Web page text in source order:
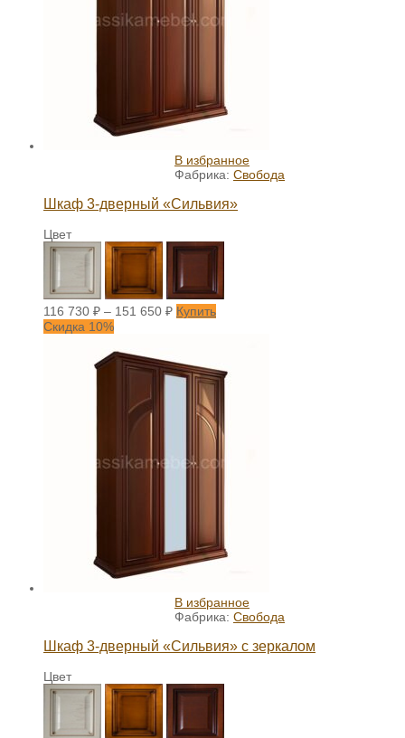
В избранное
Фабрика: Свобода
Шкаф 3-дверный «Сильвия»
Цвет
116 730 ₽ – 151 650 ₽ Купить
Скидка 10%
В избранное
Фабрика: Свобода
Шкаф 3-дверный «Сильвия» с зеркалом
Цвет